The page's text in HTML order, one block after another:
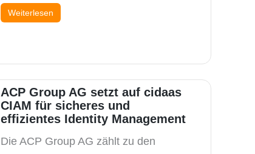
Weiterlesen
ACP Group AG setzt auf cidaas
CIAM für sicheres und
effizientes Identity Management
Die ACP Group AG zählt zu den